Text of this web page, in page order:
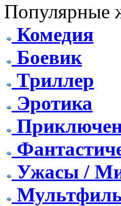
Популярные
Комедия
Боевик
Триллер
Эротика
Ужасы /